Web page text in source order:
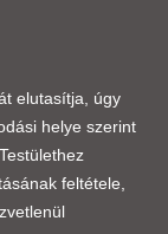
elutasítja, úgy
helye szerint
feltétele,